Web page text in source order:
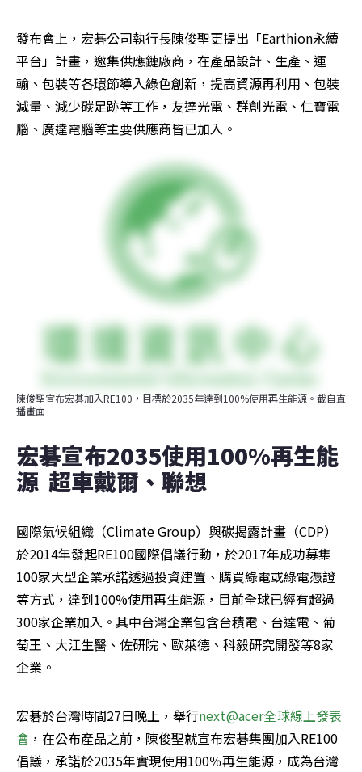
發布會上，宏碁公司執行長陳俊聖更提出「Earthion永續
平台」計畫，邀集供應鏈廠商，在產品設計、生產、運
輸、包裝等各環節導入綠色創新，提高資源再利用、包裝
減量、減少碳足跡等工作，友達光電、群創光電、仁寶電
腦、廣達電腦等主要供應商皆已加入。
陳俊聖宣布宏碁加入RE100，目標於2035年達到100%使用再生能源。截自直
播畫面
宏碁宣布2035使用100%再生能
源  超車戴爾、聯想
國際氣候組織（Climate Group）與碳揭露計畫（CDP）
於2014年發起RE100國際倡議行動，於2017年成功募集
100家大型企業承諾透過投資建置、購買綠電或綠電憑證
等方式，達到100%使用再生能源，目前全球已經有超過
300家企業加入。其中台灣企業包含台積電、台達電、葡
萄王、大江生醫、佐研院、歐萊德、科毅研究開發等8家
企業。
宏碁於台灣時間27日晚上，舉行next@acer全球線上發表
會 ，在公布產品之前，陳俊聖就宣布宏碁集團加入RE100
倡議，承諾於2035年實現使用100％再生能源，成為台灣